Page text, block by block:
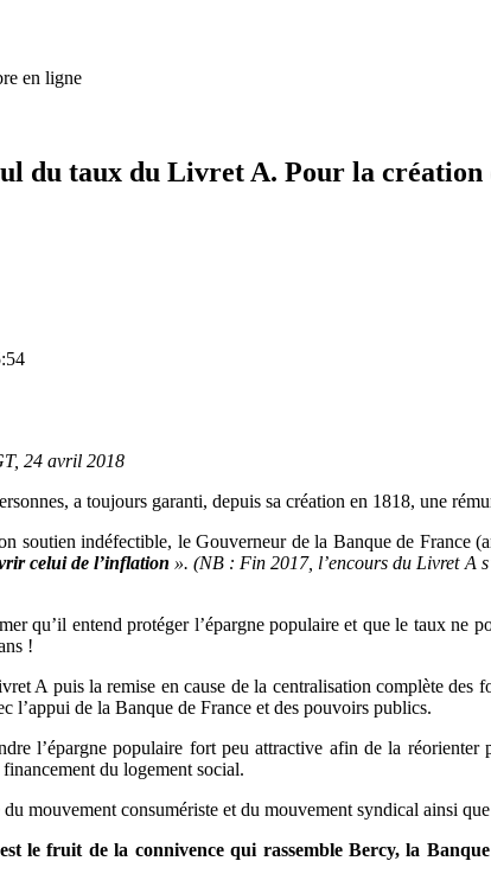
en ligne
du taux du Livret A. Pour la création
24 avril 2018
a toujours garanti, depuis sa création en 1818, une
soutien indéfectible, le Gouverneur de la Banque de
celui de l’inflation ». (NB : Fin 2017, l’encours du Livret A
qu’il entend protéger l’épargne populaire et que le taux ne
!
A puis la remise en cause de la centralisation complète des
l’appui de la Banque de France et des pouvoirs publics.
l’épargne populaire fort peu attractive afin de la
du logement social.
mouvement consumériste et du mouvement syndical ainsi
le fruit de la connivence qui rassemble Bercy, la